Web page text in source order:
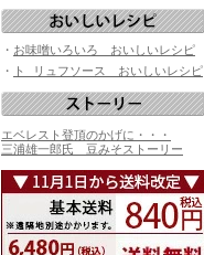
・ お味噌いろいろ おいしいレシピ
・
ト リュフソース おいしいレシピ
エベレスト登頂のかげに・・・
三浦雄一郎氏 豆みそストーリー